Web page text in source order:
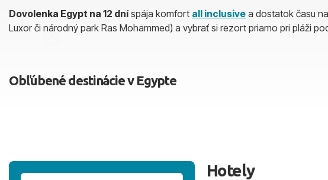
Dovolenka Egypt na 12 dníspája komfort all inclusive a dostatok času
Luxor či národný park Ras Mohammed) a vybrať si rezort priamo pri pláži
Obľúbené destinácie v Egypte
Hotely